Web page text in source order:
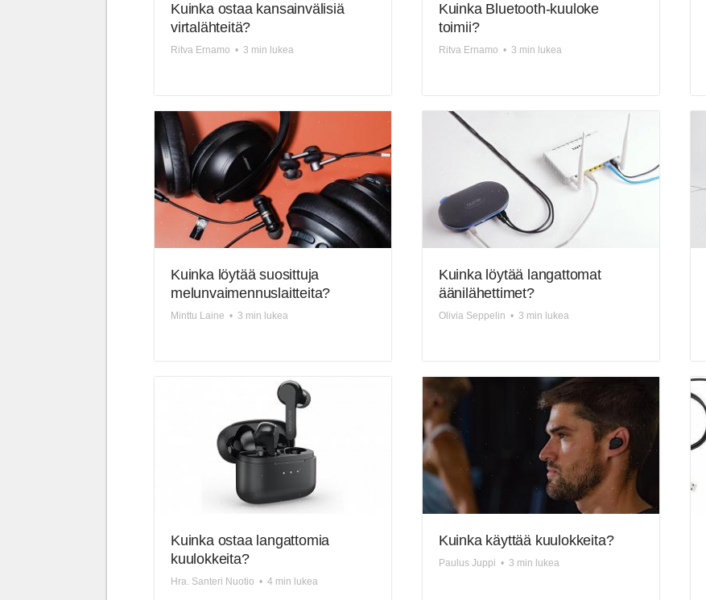
Kuinka ostaa kansainvälisiä
virtalähteitä?
Ritva Ernamo • 3 min lukea
Kuinka Bluetooth-kuuloke
toimii?
Ritva Ernamo • 3 min lukea
Kuinka löytää suosittuja
melunvaimennuslaitteita?
Minttu Laine • 3 min lukea
Kuinka löytää langattomat
äänilähettimet?
Olivia Seppelin • 3 min lukea
Kuinka ostaa langattomia
kuulokkeita?
Hra. Santeri Nuotio • 4 min lukea
Kuinka käyttää kuulokkeita?
Paulus Juppi • 3 min lukea